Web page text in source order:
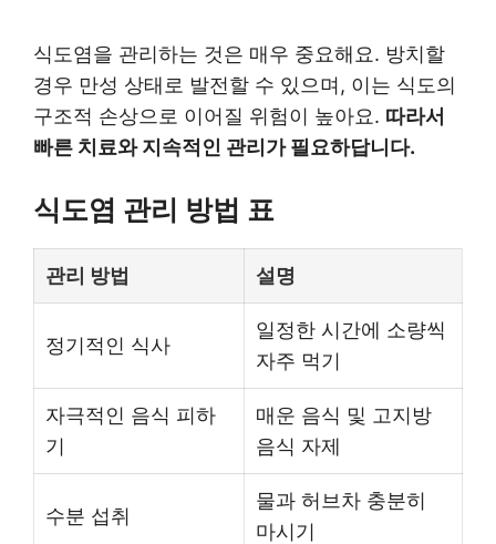
식도염을 관리하는 것은 매우 중요해요. 방치할
경우 만성 상태로 발전할 수 있으며, 이는 식도의
구조적 손상으로 이어질 위험이 높아요. 따라서
빠른 치료와 지속적인 관리가 필요하답니다.
식도염 관리 방법 표
관리 방법 설명
정기적인 식사
일정한 시간에 소량씩
자주 먹기
자극적인 음식 피하
기
매운 음식 및 고지방
음식 자제
수분 섭취
물과 허브차 충분히
마시기